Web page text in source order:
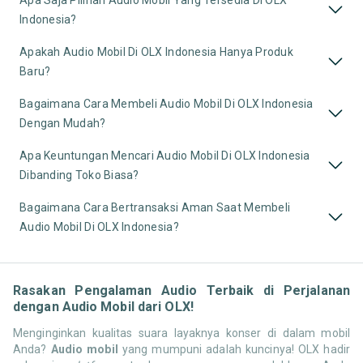
Indonesia?
Apakah Audio Mobil Di OLX Indonesia Hanya Produk
Baru?
Bagaimana Cara Membeli Audio Mobil Di OLX Indonesia
Dengan Mudah?
Apa Keuntungan Mencari Audio Mobil Di OLX Indonesia
Dibanding Toko Biasa?
Bagaimana Cara Bertransaksi Aman Saat Membeli
Audio Mobil Di OLX Indonesia?
Rasakan Pengalaman Audio Terbaik di Perjalanan
dengan Audio Mobil dari OLX!
Menginginkan kualitas suara layaknya konser di dalam mobil
Anda? Audio mobil
yang mumpuni adalah kuncinya! OLX hadir